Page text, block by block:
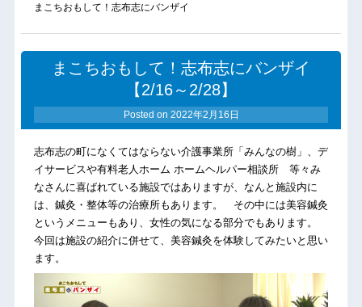
まこちおもして！志布志にバンザイ
まこちおもして！志布志にバンザイ
【2/16～2/28】
Posted on 2022年2月16日
志布志の町になくてはならない介護事業所「みんなの樹」、デ
イサービスや有料老人ホーム ホームヘルパー相談所 等々み
なさんに喜ばれている施設ではありますが、なんと施設内に
は、鍼灸・整体等の治療所もあります。 その中には美容鍼灸
というメニューもあり、女性の気になる部分でもあります。
今回は施設の紹介に併せて、美容鍼灸を体験してみたいと思い
ます。